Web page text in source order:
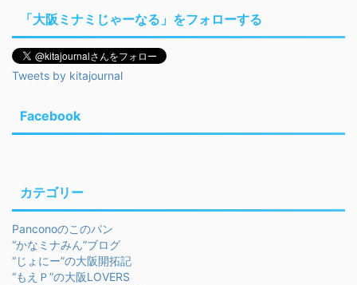
「大阪ミナミじゃーなる」をフォローする
Tweets by kitajournal
Facebook
カテゴリー
Panconoのこのパン
“かなミナみん”ブログ
“じょにー”の大阪開拓記
“もえＰ”の大阪LOVERS